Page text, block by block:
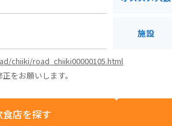
施設
chiiki/road_chiiki00000105.html
をお願いします。
店を探す